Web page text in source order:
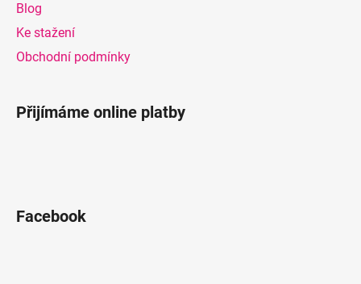
Blog
Ke stažení
Obchodní podmínky
Přijímáme online platby
Facebook